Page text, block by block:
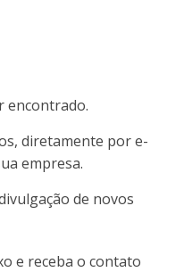
encontrado.
diretamente por e-
empresa.
de novos
e receba o contato